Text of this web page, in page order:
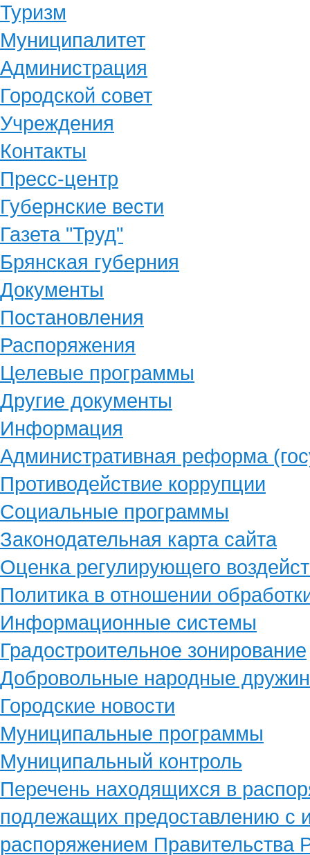
Туризм
Муниципалитет
Администрация
Городской совет
Учреждения
Контакты
Пресс-центр
Губернские вести
Газета "Труд"
Брянская губерния
Документы
Постановления
Распоряжения
Целевые программы
Другие документы
Информация
Административная реформа
Противодействие коррупции
Социальные программы
Законодательная карта сайта
Оценка регулирующего
Политика в отношении
Информационные системы
Градостроительное зонирование
Добровольные народные
Городские новости
Муниципальные программы
Муниципальный контроль
Перечень находящихся в
подлежащих предоставлению с
распоряжением